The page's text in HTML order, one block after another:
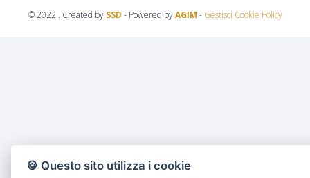
© 2022 . Created by SSD - Powered byAGIM - Gestisci Cookie Policy
🍪 Questo sito utilizza i cookie